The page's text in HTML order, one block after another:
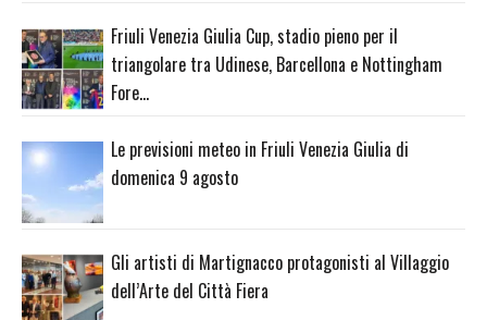
Friuli Venezia Giulia Cup, stadio pieno per il
triangolare tra Udinese, Barcellona e Nottingham
Fore…
Le previsioni meteo in Friuli Venezia Giulia di
domenica 9 agosto
Gli artisti di Martignacco protagonisti al Villaggio
dell’Arte del Città Fiera